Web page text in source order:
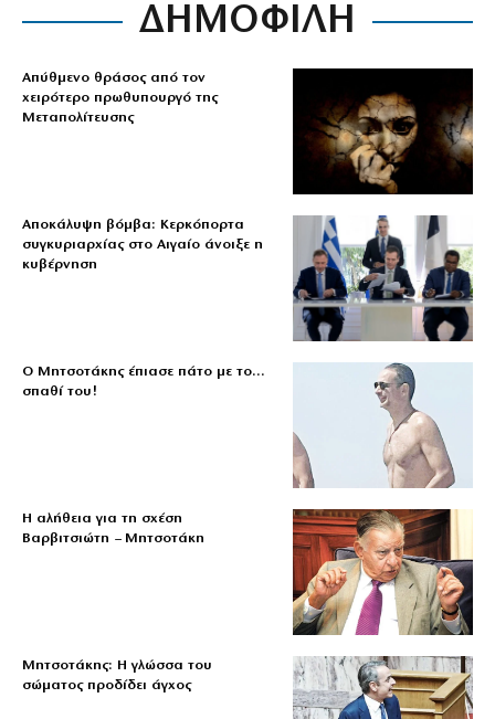
ΔΗΜΟΦΙΛΗ
Απύθμενο θράσος από τον
χειρότερο πρωθυπουργό της
Μεταπολίτευσης
Αποκάλυψη βόμβα: Κερκόπορτα
συγκυριαρχίας στο Αιγαίο άνοιξε η
κυβέρνηση
Ο Μητσοτάκης έπιασε πάτο με το…
σπαθί του!
Η αλήθεια για τη σχέση
Βαρβιτσιώτη – Μητσοτάκη
Μητσοτάκης: Η γλώσσα του
σώματος προδίδει άγχος